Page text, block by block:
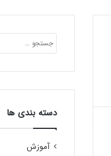
دسته بندی ها
آموزش